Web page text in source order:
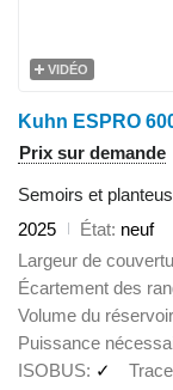
VIDÉO
Kuhn ESPRO
Prix sur demande
Semoirs et
2025
État neuf
Largeur de
Écartement des
Volume du réservoir
Puissance
ISOBUS ✓